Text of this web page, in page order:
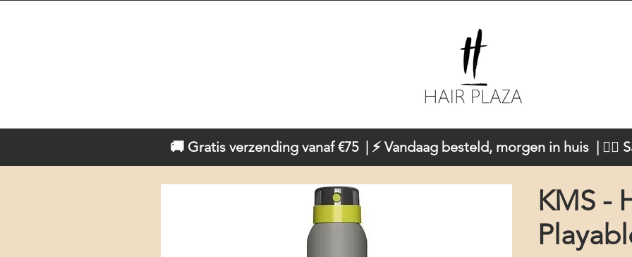
🚚 Gratis verzending vanaf €75 | ⚡ Vandaag besteld, morgen in huis | 💇‍♀️
KMS -